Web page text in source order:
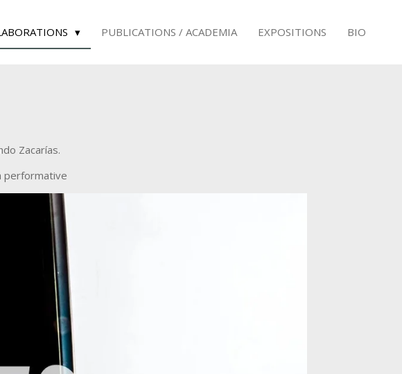
PUBLICATIONS / ACADEMIA EXPOSITIONS BIO
Zacarías.
performative